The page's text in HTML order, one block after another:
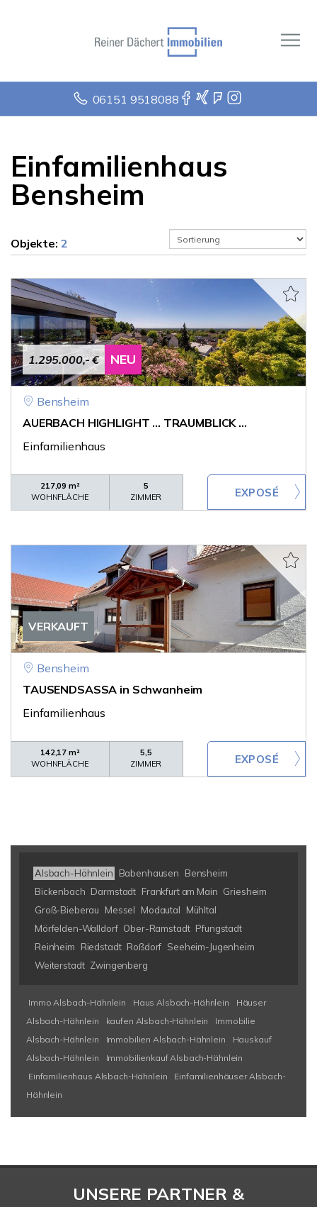
06151 9518088
Einfamilienhaus
Bensheim
Objekte: 2
1.295.000,- € NEU
Bensheim
AUERBACH HIGHLIGHT ... TRAUMBLICK ...
Einfamilienhaus
217,09 m²
WOHNFLÄCHE
5
ZIMMER
VERKAUFT
Bensheim
TAUSENDSASSA in Schwanheim
Einfamilienhaus
142,17 m²
WOHNFLÄCHE
5,5
ZIMMER
Alsbach-Hähnlein Babenhausen
Bensheim
Bickenbach Darmstadt Frankfurt am Main Griesheim
Groß-Bieberau
Messel Modautal
Mühltal
Mörfelden-Walldorf Ober-Ramstadt Pfungstadt
Reinheim
Riedstadt Roßdorf Seeheim-Jugenheim
Weiterstadt Zwingenberg
Immo Alsbach-Hähnlein Haus Alsbach-Hähnlein
Häuser
Alsbach-Hähnlein
kaufen Alsbach-Hähnlein
Immobilie
Alsbach-Hähnlein
Immobilien Alsbach-Hähnlein
Hauskauf
Alsbach-Hähnlein
Immobilienkauf Alsbach-Hähnlein
Einfamilienhaus Alsbach-Hähnlein
Einfamilienhäuser Alsbach-
Hähnlein
UNSERE PARTNER &